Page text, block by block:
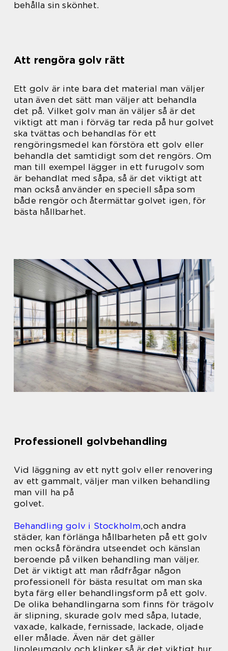
behålla sin skönhet.
Att rengöra golv rätt
Ett golv är inte bara det material man väljer
utan även det sätt man väljer att behandla
det på. Vilket golv man än väljer så är det
viktigt att man i förväg tar reda på hur golvet
ska tvättas och behandlas för ett
rengöringsmedel kan förstöra ett golv eller
behandla det samtidigt som det rengörs. Om
man till exempel lägger in ett furugolv som
är behandlat med såpa, så är det viktigt att
man också använder en speciell såpa som
både rengör och återmättar golvet igen, för
bästa hållbarhet.
Professionell golvbehandling
Vid läggning av ett nytt golv eller renovering
av ett gammalt, väljer man vilken behandling
man vill ha på
golvet.
Behandling golv i Stockholm,och andra
städer, kan förlänga hållbarheten på ett golv
men också förändra utseendet och känslan
beroende på vilken behandling man väljer.
Det är viktigt att man rådfrågar någon
professionell för bästa resultat om man ska
byta färg eller behandlingsform på ett golv.
De olika behandlingarna som finns för trägolv
är slipning, skurade golv med såpa, lutade,
vaxade, kalkade, fernissade, lackade, oljade
eller målade. Även när det gäller
linoleumgolv och klinker så är det viktigt hur